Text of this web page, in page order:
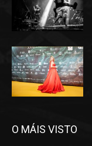
O MÁIS VISTO